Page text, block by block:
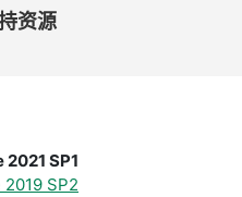
资源
SP1
SP2